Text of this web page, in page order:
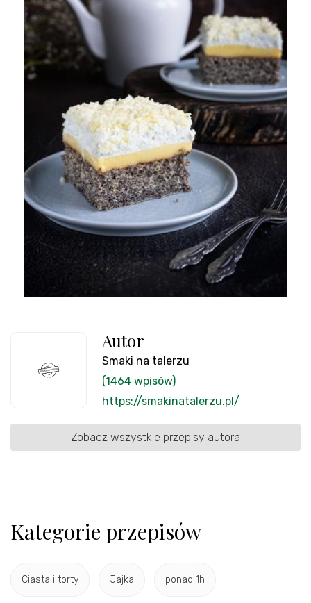
Autor
Smaki na talerzu
(1464 wpisów)
https://smakinatalerzu.pl/
Zobacz wszystkie przepisy autora
Kategorie przepisów
Ciasta i torty Jajka ponad 1h